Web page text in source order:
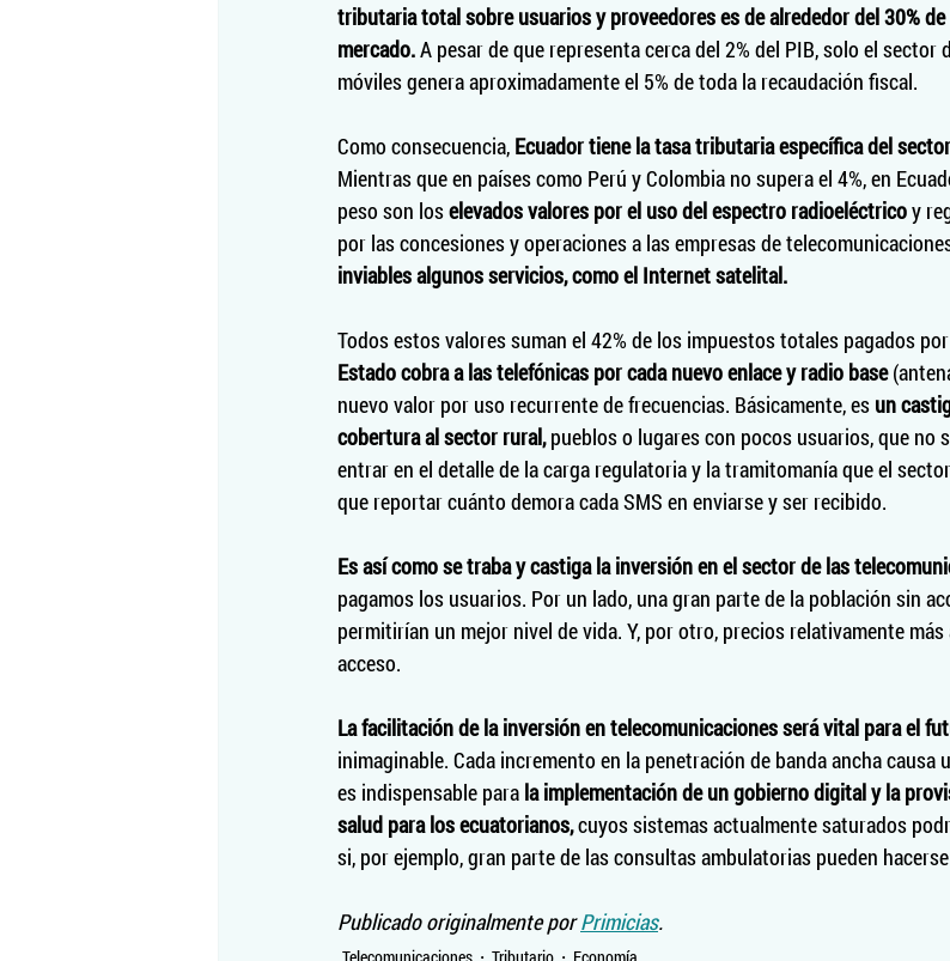
tributaria total sobre usuarios y proveedores es de alrededor del 30%
mercado. A pesar de que representa cerca del 2% del PIB, solo el sector
móviles genera aproximadamente el 5% de toda la recaudación fiscal.
Como consecuencia, Ecuador tiene la tasa tributaria específica del
Mientras que en países como Perú y Colombia no supera el 4%, en
peso son los elevados valores por el uso del espectro radioeléctrico y
por las concesiones y operaciones a las empresas de
inviables algunos servicios, como el Internet satelital.
Todos estos valores suman el 42% de los impuestos totales pagados
Estado cobra a las telefónicas por cada nuevo enlace y radio base
nuevo valor por uso recurrente de frecuencias. Básicamente, es un
cobertura al sector rural, pueblos o lugares con pocos usuarios, que no
entrar en el detalle de la carga regulatoria y la tramitomanía que el
que reportar cuánto demora cada SMS en enviarse y ser recibido.
Es así como se traba y castiga la inversión en el sector de las
pagamos los usuarios. Por un lado, una gran parte de la población sin
permitirían un mejor nivel de vida. Y, por otro, precios relativamente
acceso.
La facilitación de la inversión en telecomunicaciones será vital para el
inimaginable. Cada incremento en la penetración de banda ancha causa
es indispensable para la implementación de un gobierno digital y la
salud para los ecuatorianos, cuyos sistemas actualmente saturados
si, por ejemplo, gran parte de las consultas ambulatorias pueden
Publicado originalmente por Primicias.
Telecomunicaciones Tributario Economía